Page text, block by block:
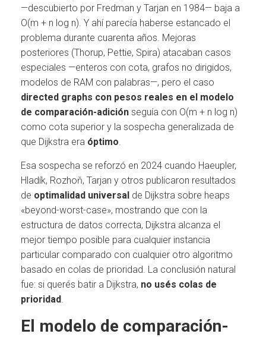
—descubierto por Fredman y Tarjan en 1984— baja a
O(m + n log n). Y ahí parecía haberse estancado el
problema durante cuarenta años. Mejoras
posteriores (Thorup, Pettie, Spira) atacaban casos
especiales —enteros con cota, grafos no dirigidos,
modelos de RAM con palabras—, pero el caso
directed graphs con pesos reales en el modelo
de comparación-adición seguía con O(m + n log n)
como cota superior y la sospecha generalizada de
que Dijkstra era óptimo.
Esa sospecha se reforzó en 2024 cuando Haeupler,
Hladík, Rozhoň, Tarjan y otros publicaron resultados
de optimalidad universal de Dijkstra sobre heaps
«beyond-worst-case», mostrando que con la
estructura de datos correcta, Dijkstra alcanza el
mejor tiempo posible para cualquier instancia
particular comparado con cualquier otro algoritmo
basado en colas de prioridad. La conclusión natural
fue: si querés batir a Dijkstra, no usés colas de
prioridad.
El modelo de comparación-